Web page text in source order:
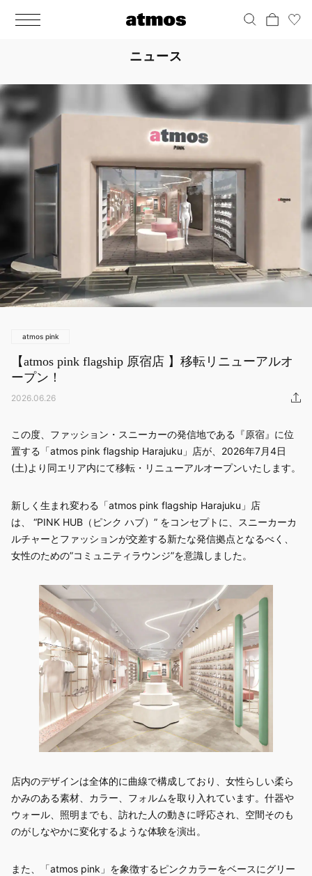
MEN
シューズ
ウェア
バッグ
アクセサリー
その他
アディダス ピックアップ
シューズ
スニーカー
ブーツ
サンダル
その他
すべてのシューズ
ライフスタイルランニング
ウェア
トップス
アウター
パンツ
ソックス
アンダーウェア
その他
すべてのウェア
バッグ
バックパック / リュック
ショルダー / メッセンジャーバッグ
トート / エコバッグ
クラッチ / セカンドバッグ
ウエストバッグ
すべてのバッグ
アクセサリー
ポーチ / ウォレット
帽子
グッズ / アクセサリー
その他
すべてのアクセサリー
その他
シューケア / グッズ
おもちゃ / フィギュア
その他
すべてのその他
WOMENS
シューズ
ウェア
バッグ
アクセサリー
その他
アディダス ピックアップ
シューズ
スニーカー
ブーツ
サンダル / パンプス
その他
すべてのシューズ
ライフスタイルランニング
ウェア
トップス
アウター
パンツ
ワンピース
スカート
アンダーウェア
水着
すべてのウェア
バッグ
バックパック / リュック
ショルダー / メッセンジャーバッグ
トート / エコバッグ
クラッチ / セカンドバッグ
ウエストバッグ
すべてのバッグ
アクセサリー
ポーチ / ウォレット
帽子
グッズ / アクセサリー
その他
すべてのアクセサリー
その他
シューケア / グッズ
おもちゃ / フィギュア
その他
すべてのその他
ニュース
atmos pink
【atmos pink flagship 原宿店 】移転リニューアルオ
ープン！
2026.06.26
この度、ファッション・スニーカーの発信地である『原宿』に位
置する「atmos pink flagship Harajuku」店が、2026年7月4日
(土)より同エリア内にて移転・リニューアルオープンいたします。​
新しく生まれ変わる「atmos pink flagship Harajuku」店
は、 “PINK HUB（ピンク ハブ）” をコンセプトに、スニーカーカ
ルチャーとファッションが交差する新たな発信拠点となるべく、
女性のための”コミュニティラウンジ”を意識しました。​
店内のデザインは全体的に曲線で構成しており、女性らしい柔ら
かみのある素材、カラー、フォルムを取り入れています。什器や
ウォール、照明までも、訪れた人の動きに呼応され、空間そのも
のがしなやかに変化するような体験を演出。​
また、「atmos pink​」を象徴するピンクカラーをベースにグリー